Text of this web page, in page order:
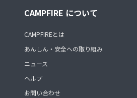
CAMPFIRE について
CAMPFIREとは
あんしん・安全への取り組み
ニュース
ヘルプ
お問い合わせ